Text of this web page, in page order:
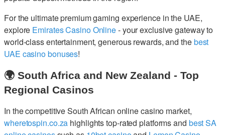
For the ultimate premium gaming experience in the UAE,
explore Emirates Casino Online- your exclusive gateway to
world-class entertainment, generous rewards, and thebest
UAE casino bonuses!
🌍 South Africa and New Zealand - Top
Regional Casinos
In the competitive South African online casino market,
wheretospin.co.za highlights top-rated platforms and best SA